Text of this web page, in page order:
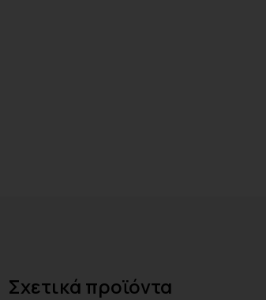
Σχετικά προϊόντα